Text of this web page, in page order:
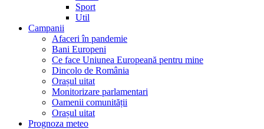
Sport
Util
Campanii
Afaceri în pandemie
Bani Europeni
Ce face Uniunea Europeană pentru mine
Dincolo de România
Orașul uitat
Monitorizare parlamentari
Oamenii comunității
Orașul uitat
Prognoza meteo